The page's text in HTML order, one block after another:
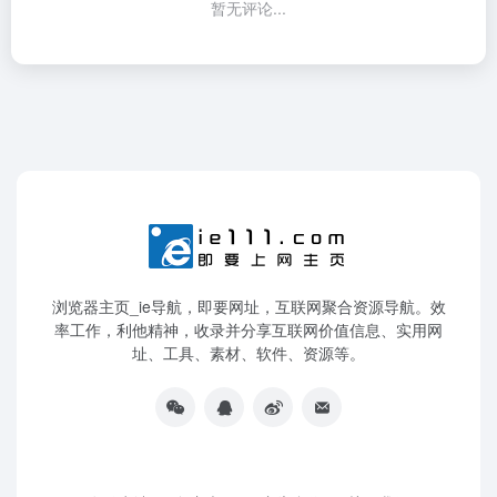
暂无评论...
浏览器主页_ie导航，即要网址，互联网聚合资源导航。效
率工作，利他精神，收录并分享互联网价值信息、实用网
址、工具、素材、软件、资源等。